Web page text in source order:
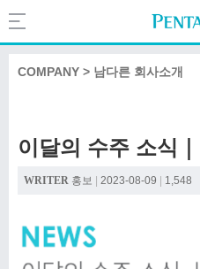
COMPANY
CULTURE
Search
PentaPost.net
COMPANY > 남다른 회사소개
이달의 수주 소식
WRITER 홍보 2023-08-09 1,548